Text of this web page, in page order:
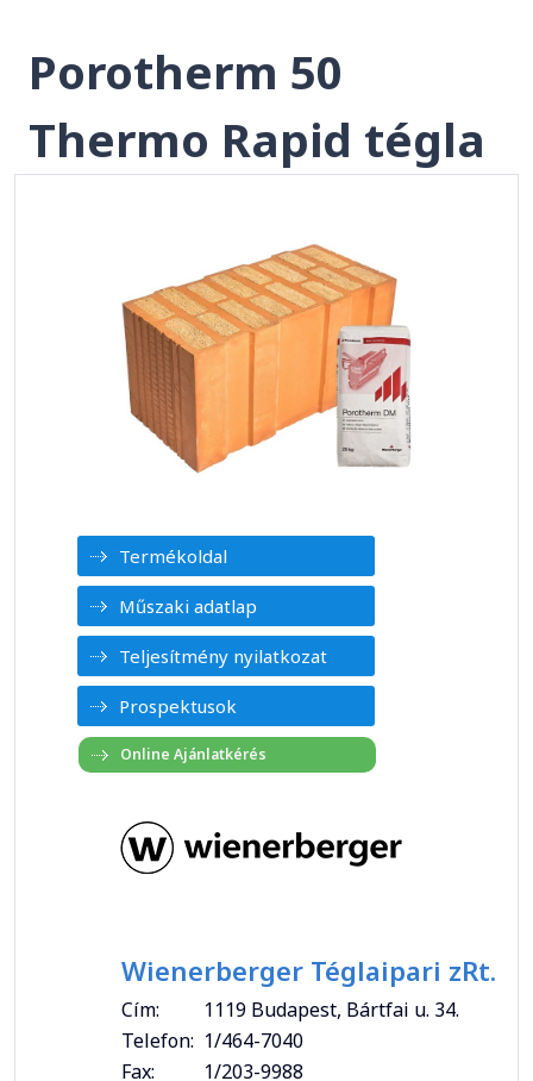
Porotherm 50
Thermo Rapid tégla
Termékoldal
Műszaki adatlap
Teljesítmény nyilatkozat
Prospektusok
Wienerberger Téglaipari zRt.
Cím:
1119 Budapest, Bártfai u. 34.
Telefon: 1/464-7040
Fax:
1/203-9988